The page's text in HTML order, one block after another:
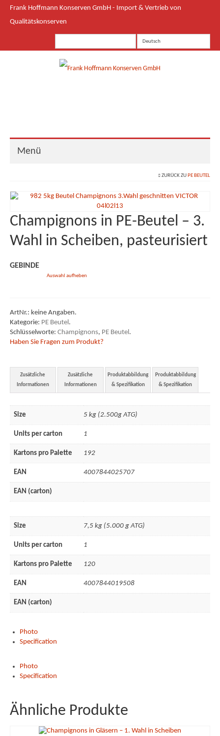
Frank Hoffmann Konserven GmbH - Import & Vertrieb von
Qualitätskonserven
Deutsch
Menü
LEH
Food Service
Industrie
Mitarbeiter
Unsere Werte
Newsletter
Sortiment
ZURÜCK ZUPE BEUTEL
Champignons in PE-Beutel – 3.
Wahl in Scheiben, pasteurisiert
GEBINDE
Auswahl aufheben
ArtNr.: keine Angaben.
Kategorie: PE Beutel.
Schlüsselworte: Champignons, PE Beutel.
Haben Sie Fragen zum Produkt?
Zusätzliche
Informationen
Zusätzliche
Informationen
Produktabbildung
& Spezifikation
Produktabbildung
& Spezifikation
Size 5 kg (2.500g ATG)
Units per carton 1
Kartons pro Palette 192
EAN 4007844025707
EAN (carton)
Size 7,5 kg (5.000 g ATG)
Units per carton 1
Kartons pro Palette 120
EAN 4007844019508
EAN (carton)
Photo
Specification
Photo
Specification
Ähnliche Produkte